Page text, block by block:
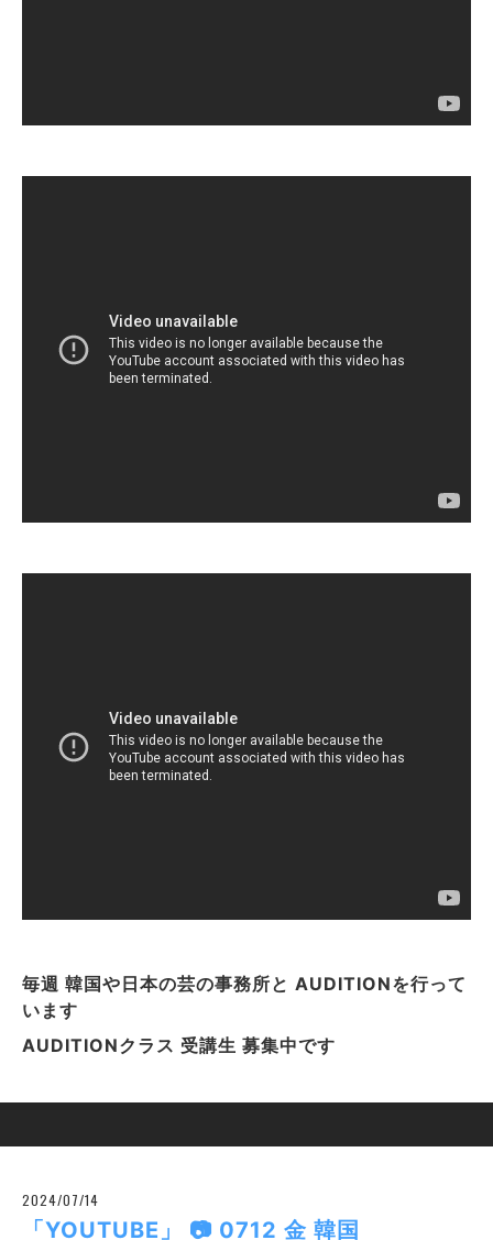
毎週 韓国や日本の芸の事務所と AUDITIONを行って
います
AUDITIONクラス 受講生 募集中です
2024/07/14
「YOUTUBE」 📷 0712 金 韓国